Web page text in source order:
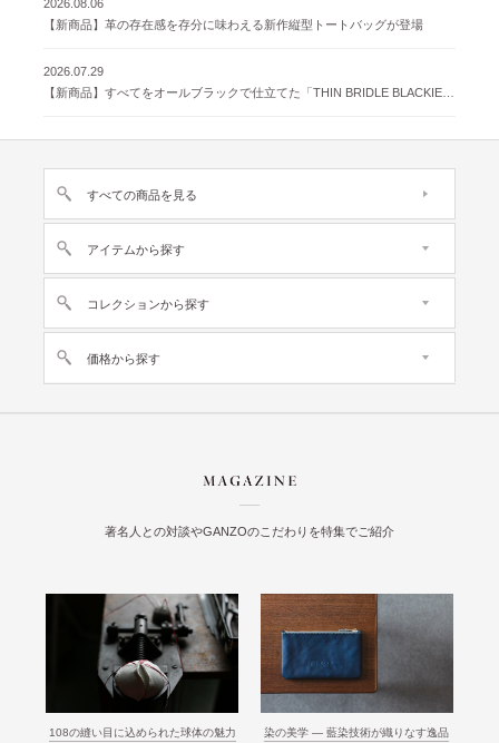
2026.08.06
【新商品】革の存在感を存分に味わえる新作縦型トートバッグが登場
2026.07.29
すべての商品を見る
アイテムから探す
コレクションから探す
価格から探す
著名人との対談やGANZOのこだわりを特集でご紹介
108の縫い目に込められた球体の魅力 染の美学 ― 藍染技術が織りなす逸品